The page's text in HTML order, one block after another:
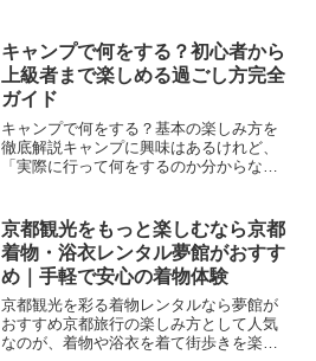
間を生み出します。特に夜のキャンプ場
は、街の明かりが少ない分...
キャンプで何をする？初心者から
上級者まで楽しめる過ごし方完全
ガイド
キャンプで何をする？基本の楽しみ方を
徹底解説キャンプに興味はあるけれど、
「実際に行って何をするのか分からな
はなく、自由に時間を使えるのが最大の
魅力です。そのため、自分に...
京都観光をもっと楽しむなら京都
着物・浴衣レンタル夢館がおすす
め｜手軽で安心の着物体験
京都観光を彩る着物レンタルなら夢館が
おすすめ京都旅行の楽しみ方として人気
なのが、着物や浴衣を着て街歩きを楽し